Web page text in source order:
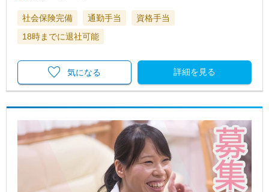
社会保険完備 通勤手当
資格手当
18時までに退社可能
詳細を見る
気になる